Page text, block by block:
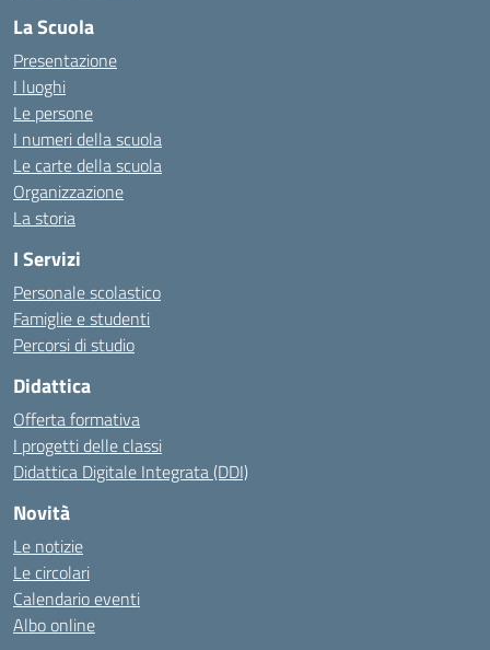
La Scuola
Presentazione
I luoghi
Le persone
I numeri della scuola
Le carte della scuola
Organizzazione
La storia
I Servizi
Personale scolastico
Famiglie e studenti
Percorsi di studio
Didattica
Offerta formativa
I progetti delle classi
Didattica Digitale Integrata (DDI)
Novità
Le notizie
Le circolari
Calendario eventi
Albo online